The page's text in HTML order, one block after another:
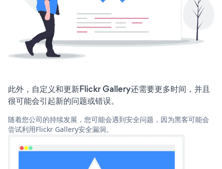
此外，自定义和更新Flickr Gallery还需要更多时间，并且
很可能会引起新的问题或错误。
随着您公司的持续发展，您可能会遇到安全问题，因为黑客可能会
尝试利用Flickr Gallery安全漏洞。